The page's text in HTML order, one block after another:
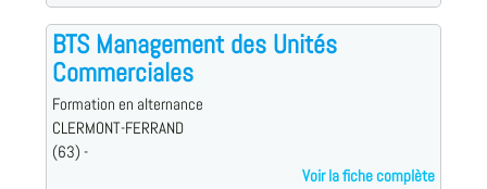
BTS Management des Unités
Commerciales
Formation en alternance
CLERMONT-FERRAND
(63) -
Voir la fiche complète